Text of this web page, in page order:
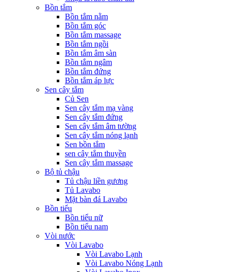
Bồn tắm
Bồn tắm nằm
Bồn tắm góc
Bồn tắm massage
Bồn tắm ngồi
Bồn tắm âm sàn
Bồn tắm ngâm
Bồn tắm đứng
Bồn tắm áp lực
Sen cây tắm
Củ Sen
Sen cây tắm mạ vàng
Sen cây tắm đứng
Sen cây tắm âm tường
Sen cây tắm nóng lạnh
Sen bồn tắm
sen cây tắm thuyền
Sen cây tắm massage
Bộ tủ chậu
Tủ chậu liền gương
Tủ Lavabo
Mặt bàn đá Lavabo
Bồn tiểu
Bồn tiểu nữ
Bồn tiểu nam
Vòi nước
Vòi Lavabo
Vòi Lavabo Lạnh
Vòi Lavabo Nóng Lạnh